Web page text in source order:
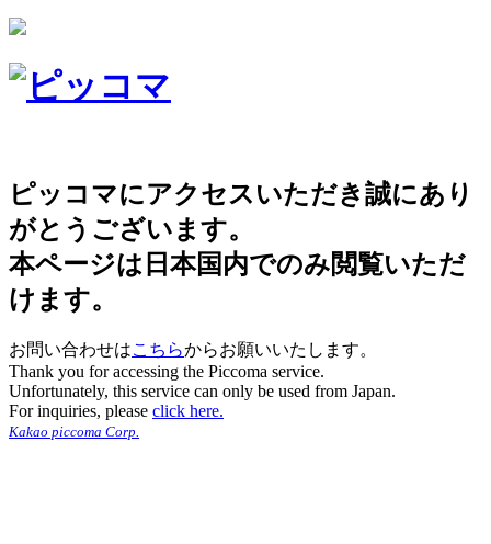
ピッコマにアクセスいただき誠にあり
がとうございます。
本ページは日本国内でのみ閲覧いただ
けます。
お問い合わせはこちらからお願いいたします。
Thank you for accessing the Piccoma service.
Unfortunately, this service can only be used from Japan.
For inquiries, please click here.
Kakao piccoma Corp.